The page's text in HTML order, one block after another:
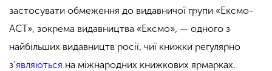
застосувати обмеження до видавничої групи «Ексмо-
АСТ», зокрема видавництва «Ексмо», — одного з
найбільших видавництв росії, чиї книжки регулярно
з’являються на міжнародних книжкових ярмарках.